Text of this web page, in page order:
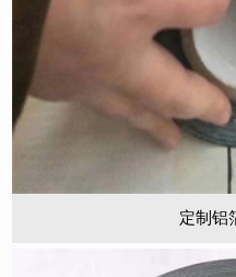
定制铝